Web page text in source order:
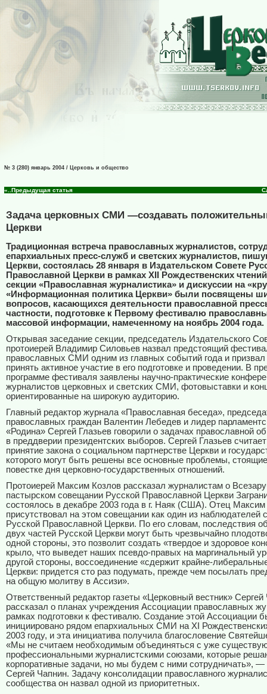
№ 3 (280) январь 2004 / Церковь и общество
«..Предыдущая статья
Задача церковных СМИ —создавать
Церкви
Традиционная встреча православных журналистов,
епархиальных пресс-служб и светских журналистов,
Церкви, состоялась 28 января в Издательском Совете
Православной Церкви в рамках XII
Рождественских
секции «Православная журналистика» и дискуссии на
«Информационная политика Церкви» были посвящены
вопросов, касающихся деятельности православной
частности, подготовке к Первому фестивалю
массовой информации, намеченному на ноябрь 2004 года.
Открывая заседание секции, председатель Издательского
протоиерей Владимир Силовьев назвал предстоящий
православных СМИ одним из главных событий года и
принять активное участие в его подготовке и проведении. В
программе фестиваля заявлены научно-практические
журналистов церковных и светских СМИ, фотовыставки и
ориентированные на широкую аудиторию.
Главный редактор журнала «Православная беседа»,
православных граждан Валентин Лебедев и лидер
«Родина» Сергей Глазьев говорили о задачах православной
в преддверии президентских выборов. Сергей Глазьев
принятие закона о социальном партнерстве Церкви и
которого могут быть решены все основные проблемы,
повестке дня церковно-государственных отношений.
Протоиерей Максим Козлов рассказал журналистам о
пастырском совещании Русской Православной Церкви
состоялось в декабре 2003 года в г. Наяк (США). Отец Максим
присутствовал на этом совещании как один из наблюдателей
Русской Православной Церкви. По его словам, последствия
двух частей Русской Церкви могут быть чрезвычайно
одной стороны, это позволит создать «твердое и здоровое
крыло, что выведет наших псевдо-правых на маргинальный
другой стороны, воссоединение «сдержит крайне-
Церкви: придется сто раз подумать, прежде чем посылать
на общую молитву в Ассизи».
Ответственный редактор газеты «Церковный вестник» Сергей
рассказал о планах учреждения Ассоциации православных
рамках подготовки к фестивалю. Создание этой Ассоциации
инициировано рядом епархиальных СМИ на XI
2003 году, и эта инициатива получила благословение
«Мы не считаем необходимым объединяться с уже
профессиональными журналистскими союзами, которые
корпоративные задачи, но мы будем с ними сотрудничать», —
Сергей Чапнин. Задачу консолидации православного
сообщества он назвал одной из приоритетных.